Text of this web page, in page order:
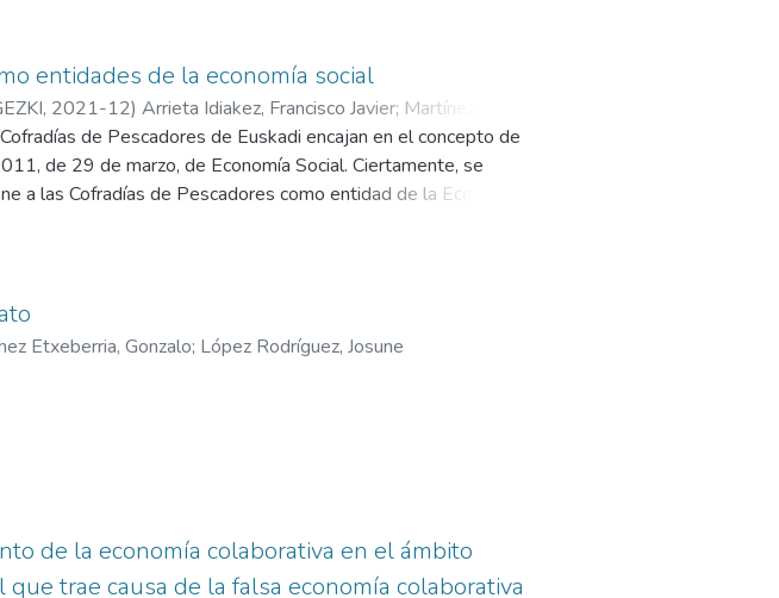
entidades de la economía social
, 2021-12) Arrieta Idiakez, Francisco Javier; Martínez
de Pescadores de Euskadi encajan en el concepto de
de 29 de marzo, de Economía Social. Ciertamente, se
a las Cofradías de Pescadores como entidad de la Economía
determinados principios, fácilmente identificables en la
de Corporación de Derecho Público, cumplen con el
A continuación, se analiza si, en la práctica, las Cofradías de
de la Economía Social, y si también desarrollan actividad
Etxeberria, Gonzalo; López Rodríguez, Josune
de la economía colaborativa en el ámbito
trae causa de la falsa economía colaborativa